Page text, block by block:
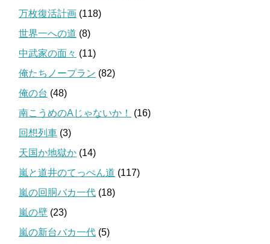
万枚復活計画 (118)
世界一への道 (8)
中武家の面々 (11)
俺たちノープラン (82)
俺の台 (48)
南こうめのAじゃないか！
(16)
回想列車 (3)
天国か地獄か (14)
嵐と道井のてっぺん道 (117)
嵐の回胴バカ一代 (18)
嵐の壁 (23)
嵐の新台バカ一代 (5)